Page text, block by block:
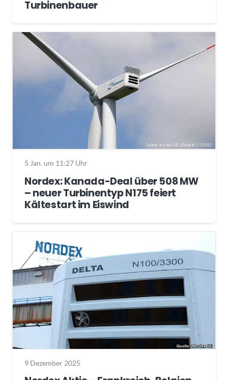
Turbinenbauer
5 Jan. um 11:27 Uhr
Nordex: Kanada-Deal über 508 MW
– neuer Turbinentyp N175 feiert
Kältestart im Eiswind
9 Dezember 2025